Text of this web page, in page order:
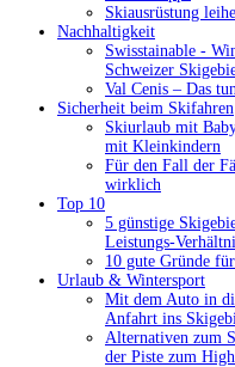
Skiausrüstung
Nachhaltigkeit
Swisstainable -
Schweizer
Val Cenis – Das
Sicherheit beim Skifahren
Skiurlaub mit
mit Kleinkindern
Für den Fall der
wirklich
Top 10
5 günstige
Leistungs-
10 gute Gründe
Urlaub & Wintersport
Mit dem Auto in
Anfahrt ins
Alternativen zum
der Piste zum